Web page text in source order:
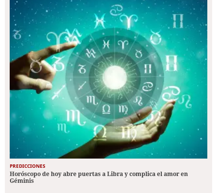
PREDICCIONES
Horóscopo de hoy abre puertas a Libra y complica el amor en
Géminis